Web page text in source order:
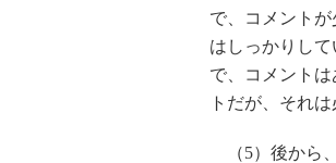
で、コメント
はしっかりし
で、コメント
トだが、それ
（5）後から